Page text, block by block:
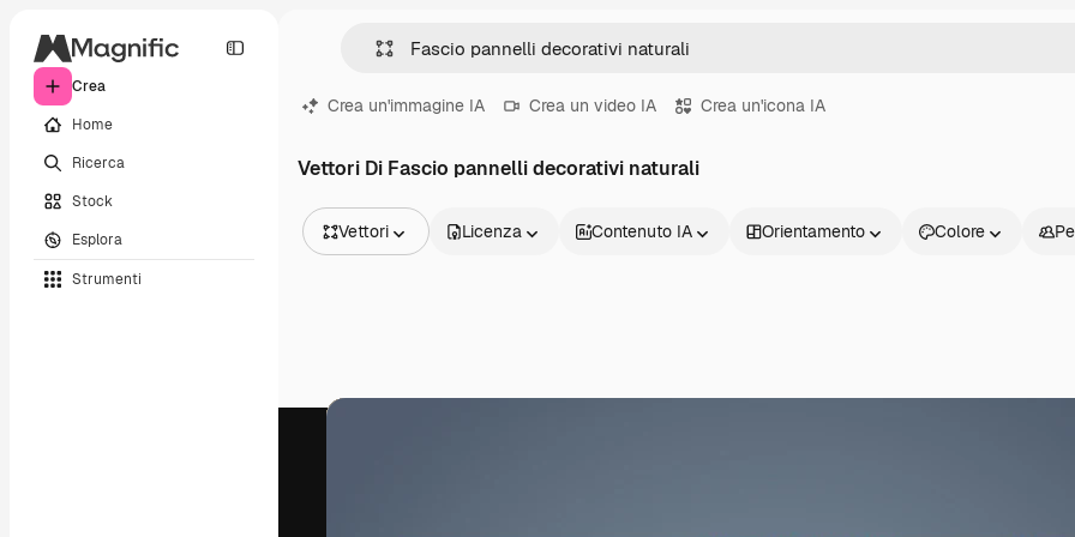
Crea
Home
Ricerca
Stock
Esplora
Strumenti
Crea un'immagine IA Crea un video IA Crea un'icona IA
Vettori Di Fascio pannelli decorativi naturali
Vettori
Video
Licenza Contenuto IA Orientamento Colore